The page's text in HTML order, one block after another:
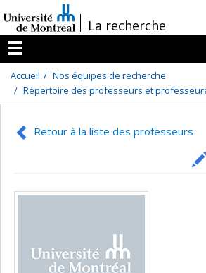
au
contenu
/La recherche
Menu
Accueil
Nos équipes de recherche
Répertoire des professeurs et
Retour à la liste des professeurs